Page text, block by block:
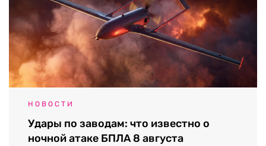
НОВОСТИ
Удары по заводам: что известно о
ночной атаке БПЛА 8 августа